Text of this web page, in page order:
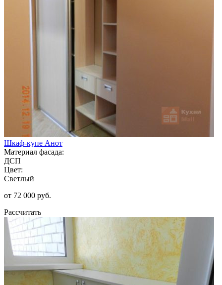
Шкаф-купе Анот
Материал фасада:
ДСП
Цвет:
Светлый
от 72 000 руб.
Рассчитать